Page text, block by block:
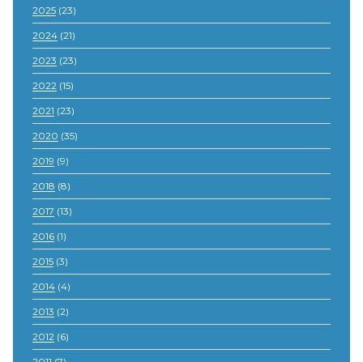
2025 (23)
2024 (21)
2023 (23)
2022 (15)
2021 (23)
2020 (35)
2019 (9)
2018 (8)
2017 (13)
2016 (1)
2015 (3)
2014 (4)
2013 (2)
2012 (6)